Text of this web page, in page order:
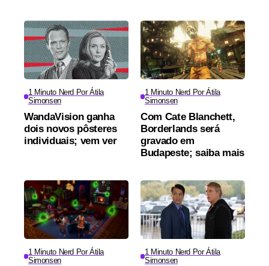
1 Minuto Nerd Por Átila
Simonsen
WandaVision ganha
dois novos pôsteres
individuais; vem ver
1 Minuto Nerd Por Átila
Simonsen
Com Cate Blanchett,
Borderlands será
gravado em
Budapeste; saiba mais
1 Minuto Nerd Por Átila
Simonsen
1 Minuto Nerd Por Átila
Simonsen